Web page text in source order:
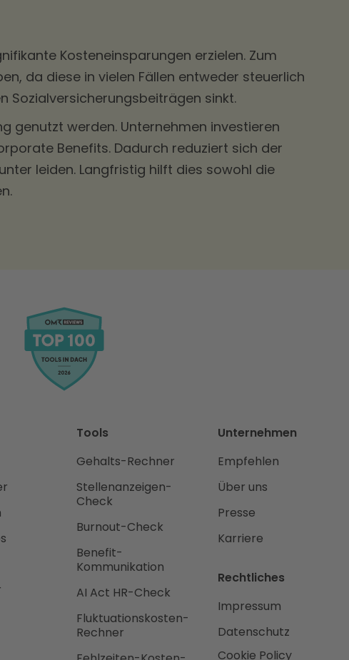
Kosteneinsparungen erzielen. Zum
da diese in vielen Fällen entweder steuerlich
Sozialversicherungsbeiträgen sinkt.
genutzt werden. Unternehmen investieren
Benefits. Dadurch reduziert sich der
leiden. Langfristig hilft dies sowohl die
Tools
Gehalts-Rechner
Stellenanzeigen-
Check
Burnout-Check
Benefit-
Kommunikation
AI Act HR-Check
Fluktuationskosten-
Rechner
Unternehmen
Empfehlen
Über uns
Presse
Karriere
Rechtliches
Impressum
Datenschutz
Cookie Policy